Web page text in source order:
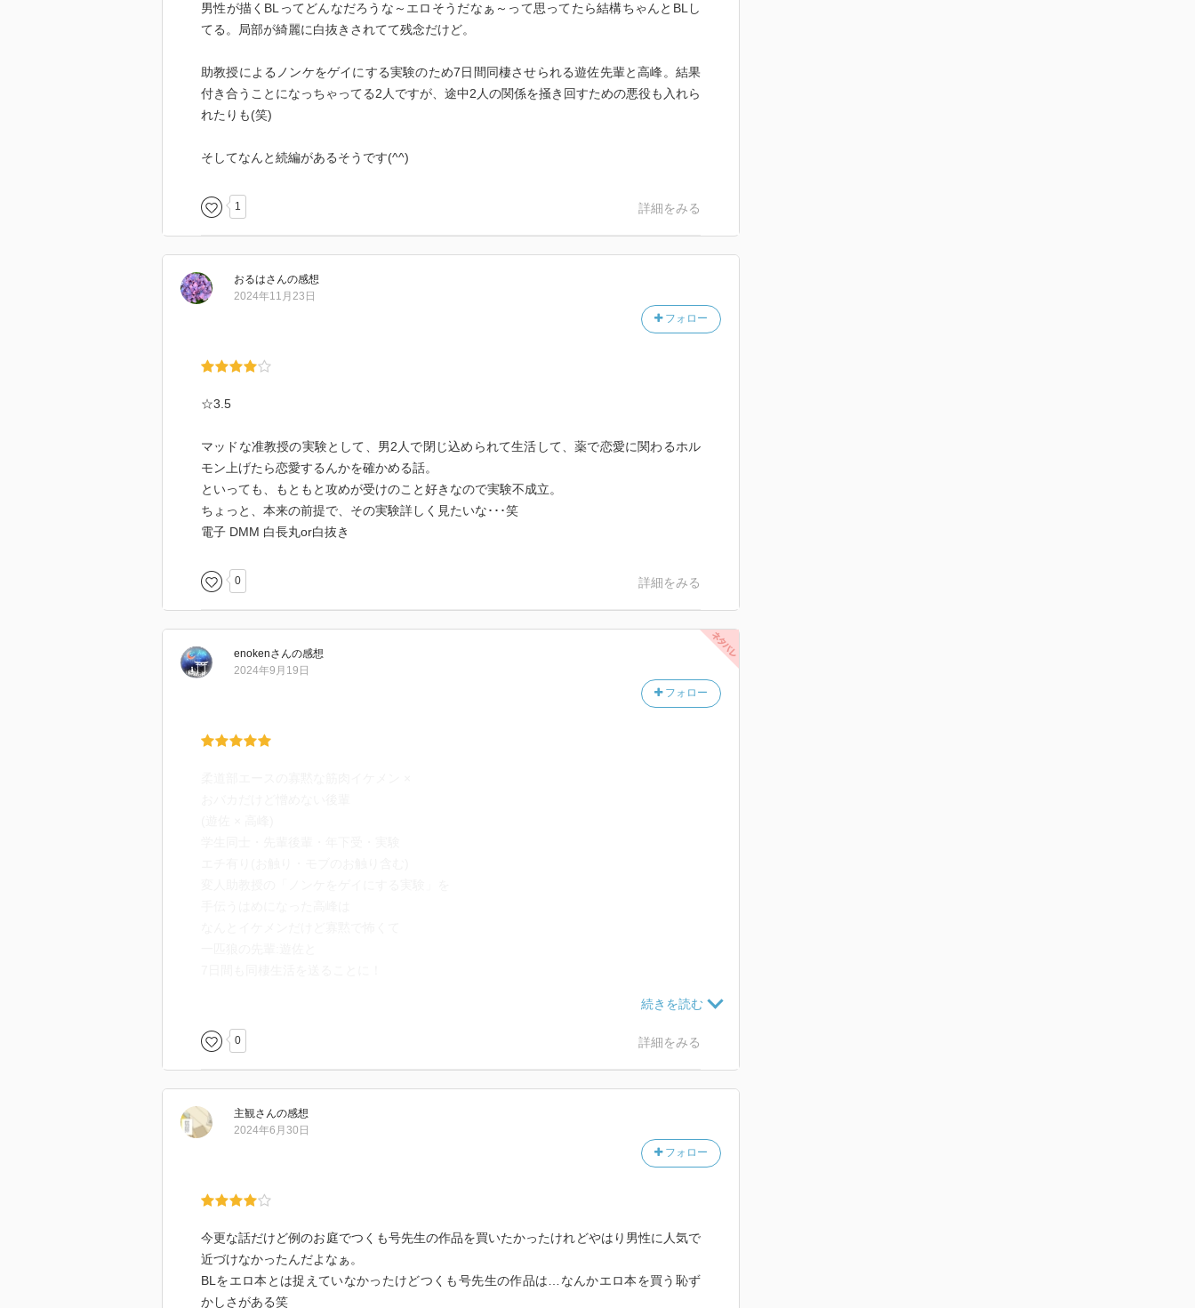
男性が描くBLってどんなだろうな～エロそうだなぁ～って思ってたら結構ちゃんとBLし
てる。局部が綺麗に白抜きされてて残念だけど。
助教授によるノンケをゲイにする実験のため7日間同棲させられる遊佐先輩と高峰。結果
付き合うことになっちゃってる2人ですが、途中2人の関係を掻き回すための悪役も入れら
れたりも(笑)
そしてなんと続編があるそうです(^^)
1 詳細をみる
おるはさんの感想
フォロー
2024年11月23日
☆3.5
マッドな准教授の実験として、男2人で閉じ込められて生活して、薬で恋愛に関わるホル
モン上げたら恋愛するんかを確かめる話。
といっても、もともと攻めが受けのこと好きなので実験不成立。
ちょっと、本来の前提で、その実験詳しく見たいな･･･笑
電子 DMM 白長丸or白抜き
0 詳細をみる
enokenさんの感想
フォロー
2024年9月19日
と思っていたのに、なんやかんやで
2人で自慰行為をしてしまった上に
‹高峰が戸惑いながらも
徐々に遊佐に惹かれていくとことか
多少展開が早いけど全体的に初々しいというか
ただし、エチの修正(シロ抜き)がひど…
気にしなければ本当に読みやすい！w›
0 詳細をみる
主観さんの感想
フォロー
2024年6月30日
今更な話だけど例のお庭でつくも号先生の作品を買いたかったけれどやはり男性に人気で
近づけなかったんだよなぁ。
BLをエロ本とは捉えていなかったけどつくも号先生の作品は…なんかエロ本を買う恥ず
かしさがある笑